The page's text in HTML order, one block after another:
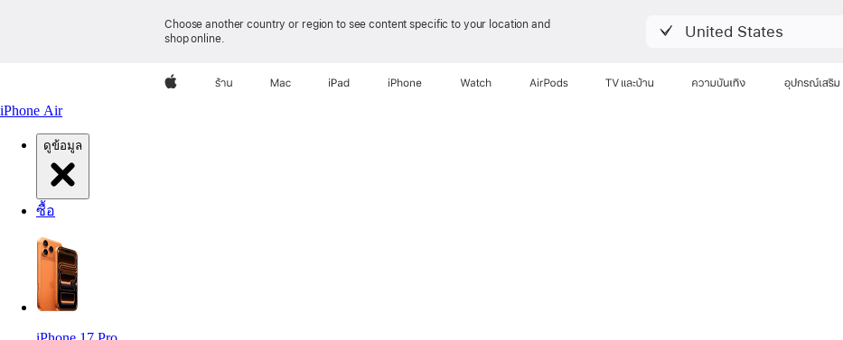
Choose another country or region to see content specific to your location and
shop online.
United States
Appleร้าน Mac iPad iPhone Watch AirPods TV และบ้าน ความบันเทิง อุปกรณ์เสริม
iPhone Air
ดูข้อมูล
ซื้อ